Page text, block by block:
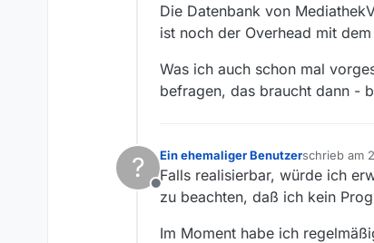
Die Datenbank von
ist noch der Overhead mit
Was ich auch schon mal
befragen, das braucht dann -
?
Offline
Ein ehemaliger Benutzerschrieb am
zuletzt
Falls realisierbar, würde ich
zu beachten, daß ich kein
Im Moment habe ich